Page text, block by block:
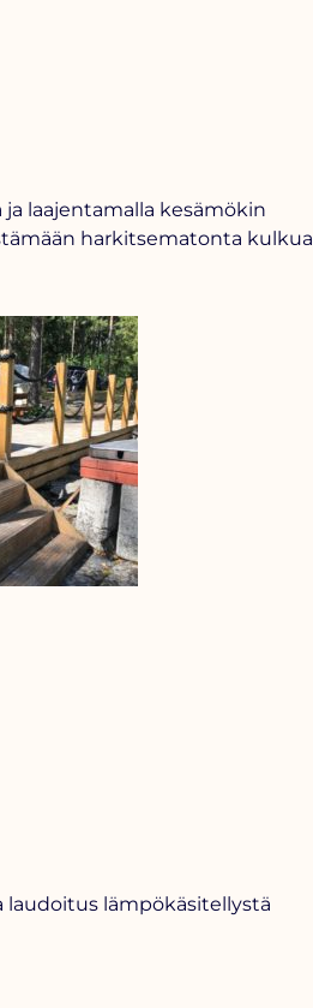
ja laajentamalla kesämökin
harkitsematonta kulkua
laudoitus lämpökäsitellystä